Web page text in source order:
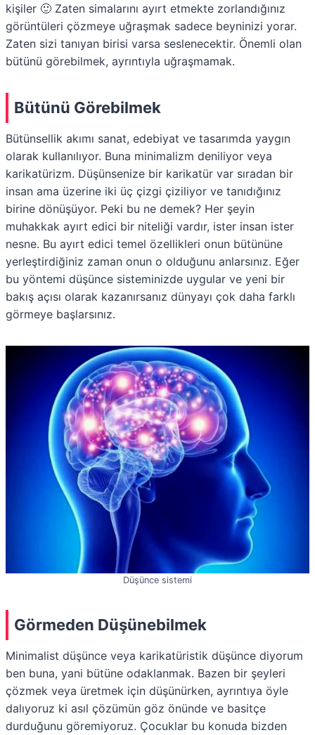
kişiler 🙂 Zaten simalarını ayırt etmekte zorlandığınız
görüntüleri çözmeye uğraşmak sadece beyninizi yorar.
Zaten sizi tanıyan birisi varsa seslenecektir. Önemli olan
bütünü görebilmek, ayrıntıyla uğraşmamak.
Bütünü Görebilmek
Bütünsellik akımı sanat, edebiyat ve tasarımda yaygın
olarak kullanılıyor. Buna minimalizm deniliyor veya
karikatürizm. Düşünsenize bir karikatür var sıradan bir
insan ama üzerine iki üç çizgi çiziliyor ve tanıdığınız
birine dönüşüyor. Peki bu ne demek? Her şeyin
muhakkak ayırt edici bir niteliği vardır, ister insan ister
nesne. Bu ayırt edici temel özellikleri onun bütününe
yerleştirdiğiniz zaman onun o olduğunu anlarsınız. Eğer
bu yöntemi düşünce sisteminizde uygular ve yeni bir
bakış açısı olarak kazanırsanız dünyayı çok daha farklı
görmeye başlarsınız.
Düşünce sistemi
Görmeden Düşünebilmek
Minimalist düşünce veya karikatüristik düşünce diyorum
ben buna, yani bütüne odaklanmak. Bazen bir şeyleri
çözmek veya üretmek için düşünürken, ayrıntıya öyle
dalıyoruz ki asıl çözümün göz önünde ve basitçe
durduğunu göremiyoruz. Çocuklar bu konuda bizden